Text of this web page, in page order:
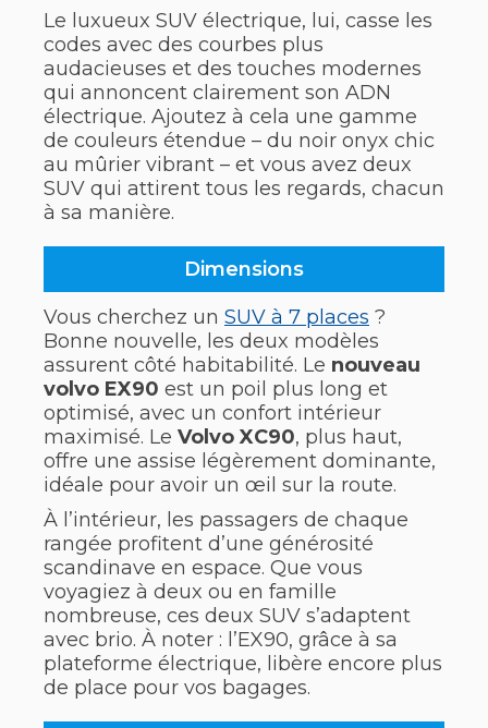
Le luxueux SUV électrique, lui, casse les
codes avec des courbes plus
audacieuses et des touches modernes
qui annoncent clairement son ADN
électrique. Ajoutez à cela une gamme
de couleurs étendue – du noir onyx chic
au mûrier vibrant – et vous avez deux
SUV qui attirent tous les regards, chacun
à sa manière.
Dimensions
Vous cherchez un SUV à 7 places ?
Bonne nouvelle, les deux modèles
assurent côté habitabilité. Le nouveau
volvo EX90 est un poil plus long et
optimisé, avec un confort intérieur
maximisé. Le Volvo XC90, plus haut,
offre une assise légèrement dominante,
idéale pour avoir un œil sur la route.
À l’intérieur, les passagers de chaque
rangée profitent d’une générosité
scandinave en espace. Que vous
voyagiez à deux ou en famille
nombreuse, ces deux SUV s’adaptent
avec brio. À noter : l’EX90, grâce à sa
plateforme électrique, libère encore plus
de place pour vos bagages.